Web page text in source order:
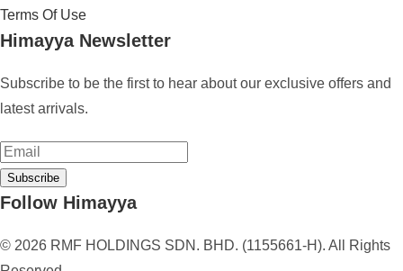
Terms Of Use
Himayya Newsletter
Subscribe to be the first to hear about our exclusive offers and
latest arrivals.
Subscribe
Follow Himayya
© 2026 RMF HOLDINGS SDN. BHD. (1155661-H). All Rights